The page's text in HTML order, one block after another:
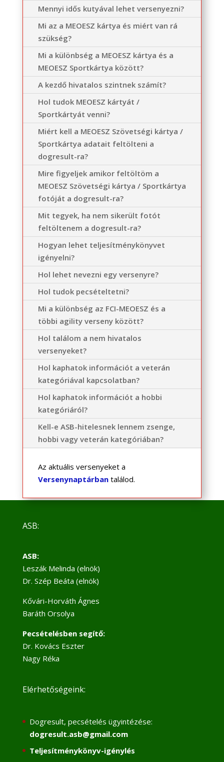
Mennyi idős kutyával lehet versenyezni?
Mi az a MEOESZ kártya és miért van rá
szükség?
Mi a különbség a MEOESZ kártya és a
MEOESZ Sportkártya között?
A kezdő hivatalos szintnek számít?
Hol tudok MEOESZ kártyát /
Sportkártyát venni?
Miért kell a MEOESZ Szövetségi kártya /
Sportkártya adatait feltölteni a
dogresult-ra?
Mire figyeljek amikor feltöltöm a
MEOESZ Szövetségi kártya / Sportkártya
fotóját a dogresult-ra?
Mit tegyek, ha nem sikerült fotót
feltöltenem a dogresult-ra?
Hogyan lehet teljesítménykönyvet
igényelni?
Hol lehet nevezni egy versenyre?
Hol tudok pecsételtetni?
Mi a különbség az FCI-MEOESZ és a
többi agility verseny között?
Hol találom a nem hivatalos
versenyeket?
Hol kaphatok információt a veterán
kategóriával kapcsolatban?
Hol kaphatok információt a hobbi
kategóriáról?
Kell-e ASB-hitelesnek lennem zsenge,
hobbi vagy veterán kategóriában?
Az aktuális versenyeket a
Versenynaptárbantalálod.
ASB:
ASB:
Leszák Melinda (elnök)
Dr. Szép Beáta (elnök)
Kővári-Horváth Ágnes
Baráth Orsolya
Pecsételésben segítő:
Dr. Kovács Eszter
Nagy Réka
Elérhetőségeink:
Dogresult, pecsételés ügyintézése:
dogresult.asb@gmail.com
Teljesítménykönyv-igénylés